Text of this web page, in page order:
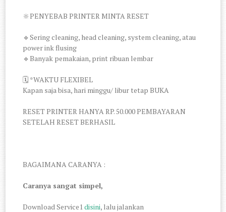
🔆PENYEBAB PRINTER MINTA RESET
🔹Sering cleaning, head cleaning, system cleaning, atau
power ink flusing
🔹Banyak pemakaian, print ribuan lembar
🗓 *WAKTU FLEXIBEL
Kapan saja bisa, hari minggu/ libur tetap BUKA
RESET PRINTER HANYA RP. 50.000 PEMBAYARAN
SETELAH RESET BERHASIL
BAGAIMANA CARANYA :
Caranya sangat simpel,
Download Service1disini, lalu jalankan